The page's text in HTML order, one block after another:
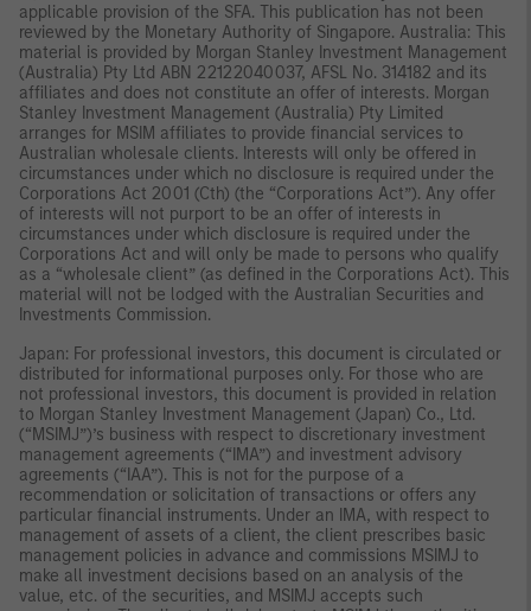
applicable provision of the SFA. This publication has not been
reviewed by the Monetary Authority of Singapore. Australia: This
material is provided by Morgan Stanley Investment Management
(Australia) Pty Ltd ABN 22122040037, AFSL No. 314182 and its
affiliates and does not constitute an offer of interests. Morgan
Stanley Investment Management (Australia) Pty Limited
arranges for MSIM affiliates to provide financial services to
Australian wholesale clients. Interests will only be offered in
circumstances under which no disclosure is required under the
Corporations Act 2001 (Cth) (the “Corporations Act”). Any offer
of interests will not purport to be an offer of interests in
circumstances under which disclosure is required under the
Corporations Act and will only be made to persons who qualify
as a “wholesale client” (as defined in the Corporations Act). This
material will not be lodged with the Australian Securities and
Investments Commission.
Japan: For professional investors, this document is circulated or
distributed for informational purposes only. For those who are
not professional investors, this document is provided in relation
to Morgan Stanley Investment Management (Japan) Co., Ltd.
(“MSIMJ”)’s business with respect to discretionary investment
management agreements (“IMA”) and investment advisory
agreements (“IAA”). This is not for the purpose of a
recommendation or solicitation of transactions or offers any
particular financial instruments. Under an IMA, with respect to
management of assets of a client, the client prescribes basic
management policies in advance and commissions MSIMJ to
make all investment decisions based on an analysis of the
value, etc. of the securities, and MSIMJ accepts such